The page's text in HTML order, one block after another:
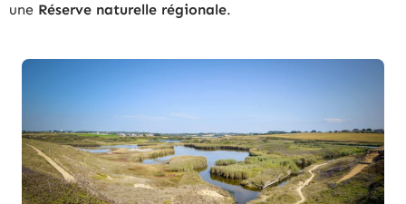
une Réserve naturelle régionale.